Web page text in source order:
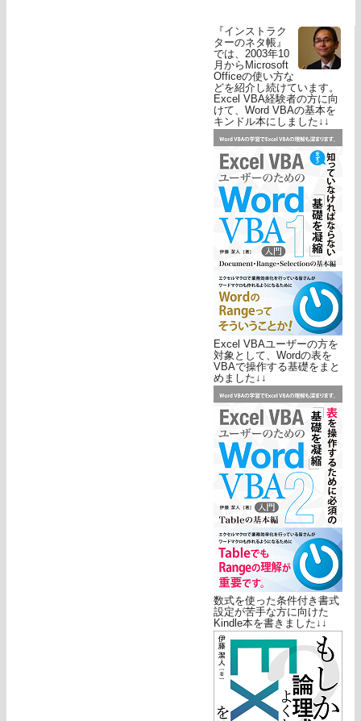
『インストラク
ターのネタ帳』
では、2003年10
月からMicrosoft
Officeの使い方な
どを紹介し続けています。
Excel VBA経験者の方に向
けて、Word VBAの基本を
キンドル本にしました↓↓
Excel VBAユーザーの方を
対象として、Wordの表を
VBAで操作する基礎をまと
めました↓↓
数式を使った条件付き書式
設定が苦手な方に向けた
Kindle本を書きました↓↓